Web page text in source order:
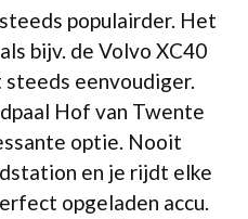
populairder. Het
bijv. de Volvo XC40
steeds eenvoudiger.
Hof van Twente
optie. Nooit
en je rijdt elke
opgeladen accu.